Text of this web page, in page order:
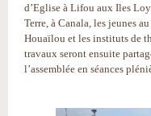
d’Eglise à Lifou aux Iles
Terre, à Canala, les jeunes
Houaïlou et les instituts de
travaux seront ensuite
l’assemblée en séances